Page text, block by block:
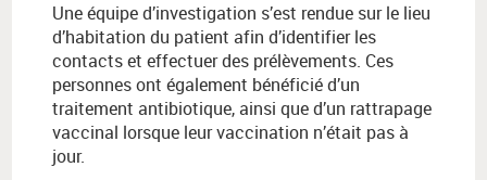
Une équipe d’investigation s’est rendue sur le lieu
d’habitation du patient afin d’identifier les
contacts et effectuer des prélèvements. Ces
personnes ont également bénéficié d’un
traitement antibiotique, ainsi que d’un rattrapage
vaccinal lorsque leur vaccination n’était pas à
jour.